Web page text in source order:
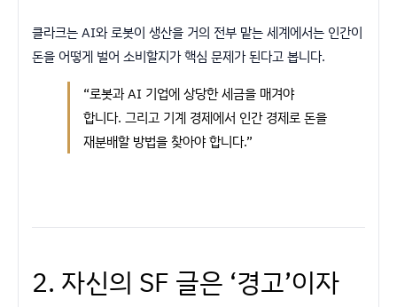
클라크는 AI와 로봇이 생산을 거의 전부 맡는 세계에서는 인간이
돈을 어떻게 벌어 소비할지가 핵심 문제가 된다고 봅니다.
“로봇과 AI 기업에 상당한 세금을 매겨야
합니다. 그리고 기계 경제에서 인간 경제로 돈을
재분배할 방법을 찾아야 합니다.”
2. 자신의 SF 글은 ‘경고’이자